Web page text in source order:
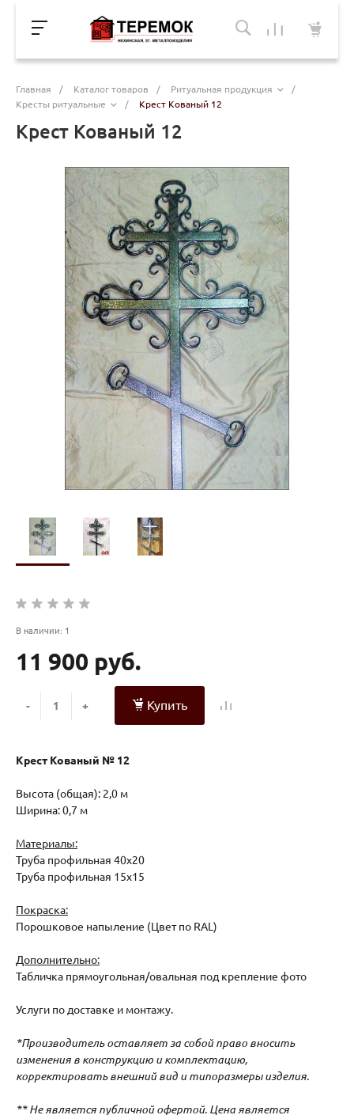
Главная / Каталог товаров / Ритуальная продукция
/
Кресты ритуальные
/ Крест Кованый 12
Крест Кованый 12
В наличии: 1
11 900 руб.
- + Купить
Крест Кованый № 12
Высота (общая): 2,0 м
Ширина: 0,7 м
Материалы:
Труба профильная 40х20
Труба профильная 15х15
Покраска:
Порошковое напыление (Цвет по RAL)
Дополнительно:
Табличка прямоугольная/овальная под крепление фото
Услуги по доставке и монтажу.
*Производитель оставляет за собой право вносить
изменения в конструкцию и комплектацию,
корректировать внешний вид и типоразмеры изделия.
** Не является публичной офертой. Цена является